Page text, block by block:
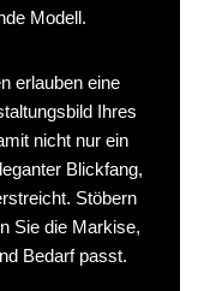
Modell.
erlauben eine
Ihres
nicht nur ein
Blickfang,
Stöbern
Sie die Markise,
Bedarf passt.